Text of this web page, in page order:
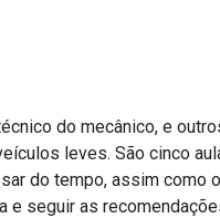
do mecânico, e
leves. São cinco
do tempo, assim como
e seguir as